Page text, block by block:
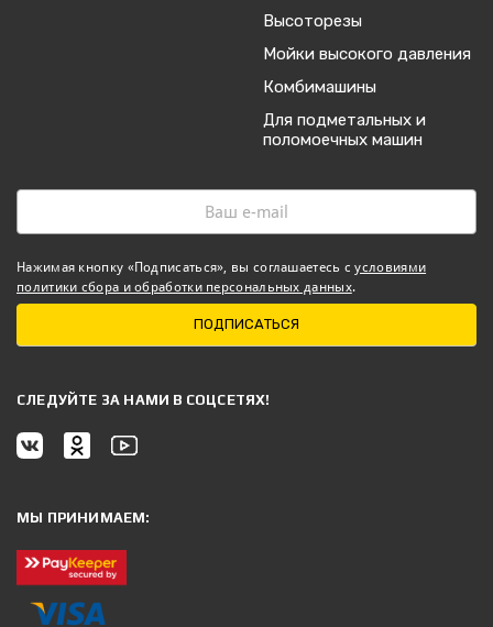
Высоторезы
Мойки высокого давления
Комбимашины
Для подметальных и
поломоечных машин
Нажимая кнопку «Подписаться», вы соглашаетесь сусловиями
политики сбора и обработки персональных данных.
ПОДПИСАТЬСЯ
CЛЕДУЙТЕ ЗА НАМИ В СОЦСЕТЯХ!
МЫ ПРИНИМАЕМ: